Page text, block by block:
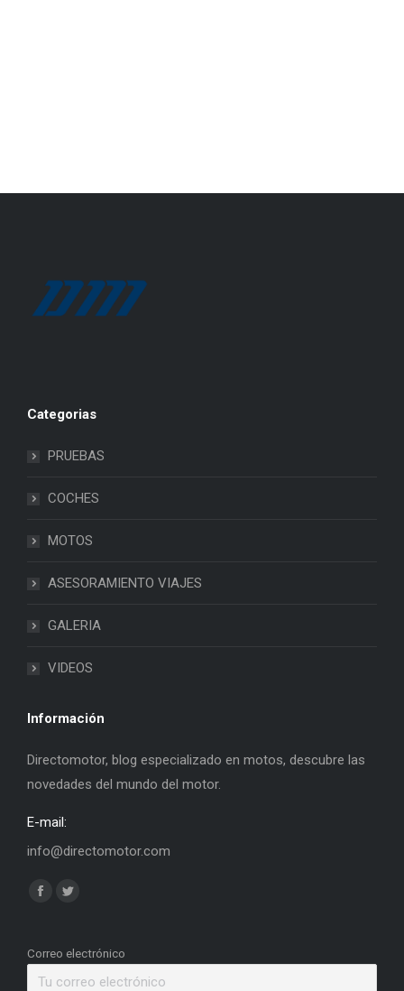
Categorias
PRUEBAS
COCHES
MOTOS
ASESORAMIENTO VIAJES
GALERIA
VIDEOS
Información
Directomotor, blog especializado en motos, descubre las
novedades del mundo del motor.
E-mail:
info@directomotor.com
Find us on:
Facebook
opens
Twitter
opens
Correo electrónico